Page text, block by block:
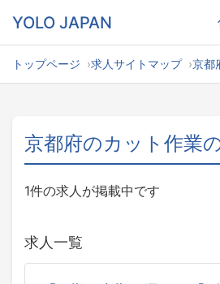
YOLO JAPAN
トップページ 求人サイトマップ 京都
京都府のカット作業
1件の求人が掲載中です
求人一覧